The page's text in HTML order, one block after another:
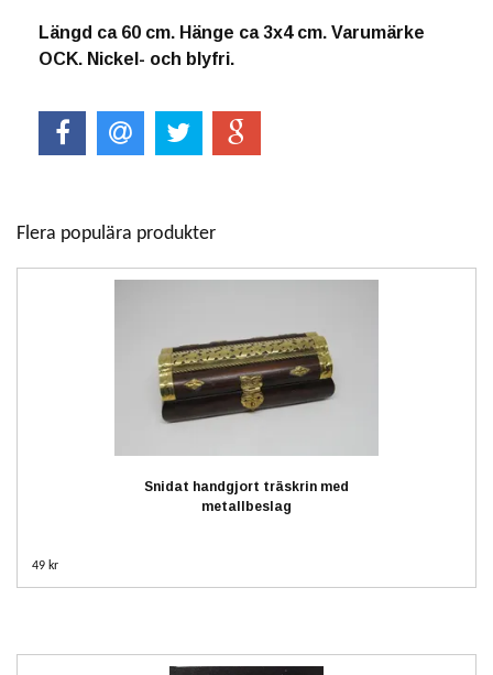
Längd ca 60 cm. Hänge ca 3x4 cm. Varumärke
OCK. Nickel- och blyfri.
Flera populära produkter
Snidat handgjort träskrin med
metallbeslag
49 kr